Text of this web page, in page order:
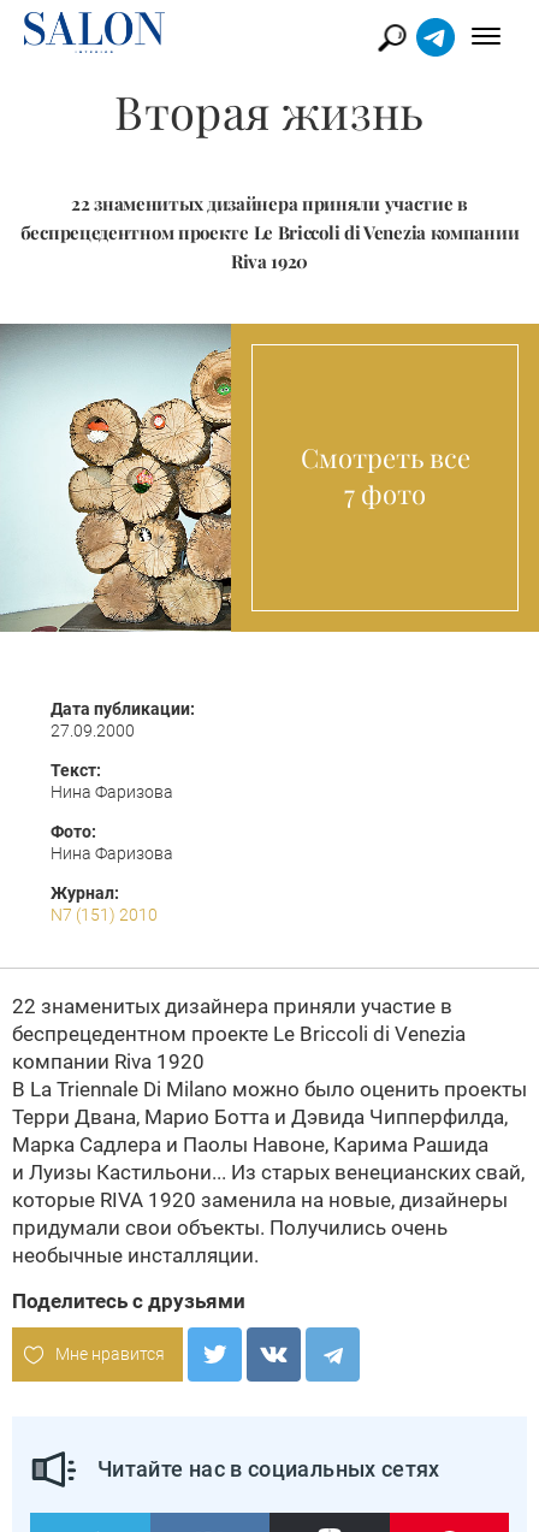
Вторая жизнь
22 знаменитых дизайнера приняли участие в
беспрецедентном проекте Le Briccoli di Venezia компании
Riva 1920
Смотреть все
7 фото
Дата публикации:
27.09.2000
Текст:
Нина Фаризова
Фото:
Нина Фаризова
Журнал:
N7 (151) 2010
22 знаменитых дизайнера приняли участие в
беспрецедентном проекте Le Briccoli di Venezia
компании Riva 1920
В La Triennale Di Milano можно было оценить проекты
Терри Двана, Марио Ботта и Дэвида Чипперфилда,
Марка Садлера и Паолы Навоне, Карима Рашида
и Луизы Кастильони... Из старых венециан­cких свай,
которые RIVA 1920 заменила на новые, дизайнеры
придумали свои объекты. Получились очень
необычные инсталляции.
Поделитесь с друзьями
Мне нравится
Читайте нас в социальных сетях